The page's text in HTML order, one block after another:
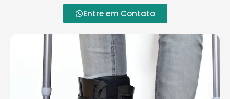
Entre em Contato